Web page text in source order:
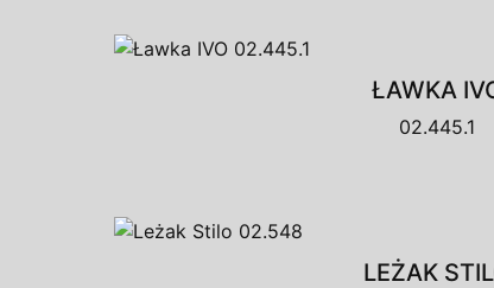
ŁAWKA
02.445.1
LEŻAK